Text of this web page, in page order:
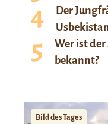
Der
Wer ist
bekannt?
Bild des Tages